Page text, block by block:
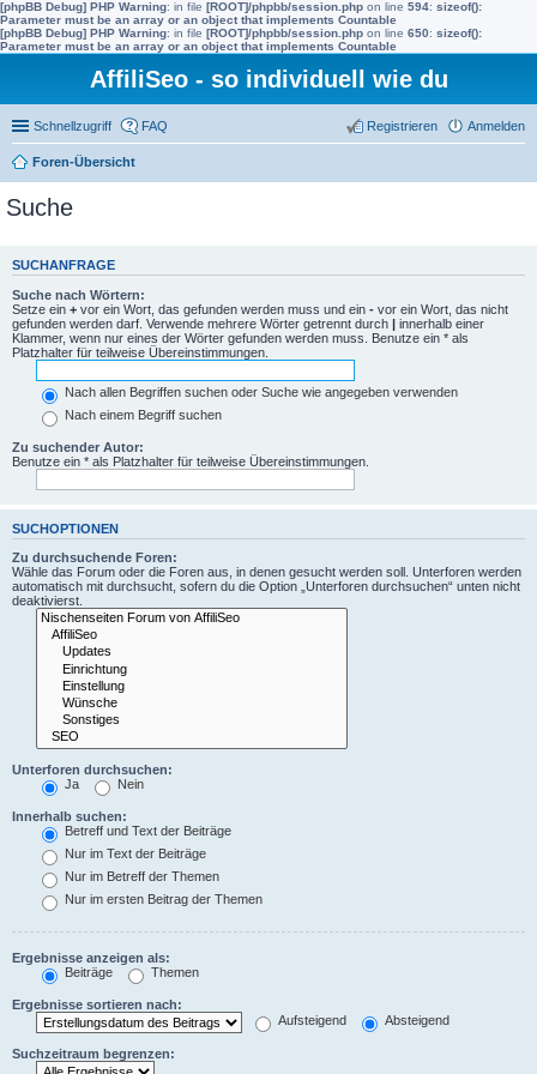
[phpBB Debug] PHP Warning: in file [ROOT]/phpbb/session.php on line 594: sizeof():
Parameter must be an array or an object that implements Countable
[phpBB Debug] PHP Warning: in file [ROOT]/phpbb/session.php on line 650: sizeof():
Parameter must be an array or an object that implements Countable
AffiliSeo - so individuell wie du
Schnellzugriff FAQ Anmelden
Registrieren
Foren-Übersicht
Suche
SUCHANFRAGE
Suche nach Wörtern:
Setze ein + vor ein Wort, das gefunden werden muss und ein - vor ein Wort, das nicht
gefunden werden darf. Verwende mehrere Wörter getrennt durch | innerhalb einer
Klammer, wenn nur eines der Wörter gefunden werden muss. Benutze ein * als
Platzhalter für teilweise Übereinstimmungen.
Nach allen Begriffen suchen oder Suche wie angegeben verwenden
Nach einem Begriff suchen
Zu suchender Autor:
Benutze ein * als Platzhalter für teilweise Übereinstimmungen.
SUCHOPTIONEN
Zu durchsuchende Foren:
Wähle das Forum oder die Foren aus, in denen gesucht werden soll. Unterforen werden
automatisch mit durchsucht, sofern du die Option „Unterforen durchsuchen“ unten nicht
deaktivierst.
Unterforen durchsuchen:
Ja
Nein
Innerhalb suchen:
Betreff und Text der Beiträge
Nur im Text der Beiträge
Nur im Betreff der Themen
Nur im ersten Beitrag der Themen
Ergebnisse anzeigen als:
Beiträge
Themen
Ergebnisse sortieren nach:
Aufsteigend
Absteigend
Suchzeitraum begrenzen: